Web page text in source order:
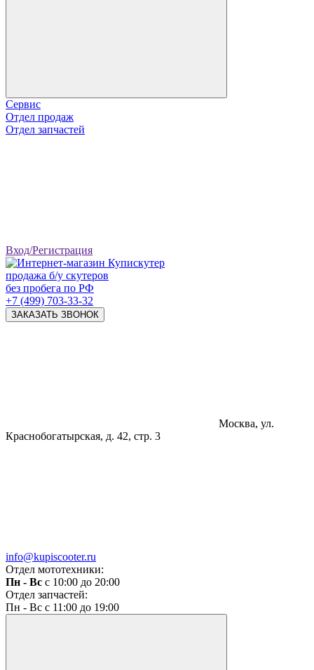
Сервис
Отдел продаж
Отдел запчастей
Вход/Регистрация
продажа б/у скутеров
без пробега по РФ
+7 (499) 703-33-32
ЗАКАЗАТЬ ЗВОНОК
Москва, ул.
Краснобогатырская, д. 42, стр. 3
info@kupiscooter.ru
Отдел мототехники:
Пн - Вс с 10:00 до 20:00
Отдел запчастей:
Пн - Вс с 11:00 до 19:00